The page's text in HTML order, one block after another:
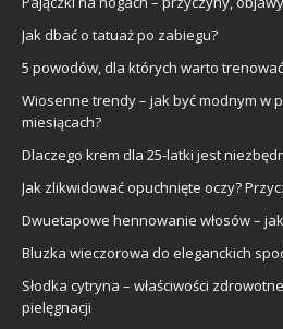
Jak dbać o tatuaż po zabiegu?
5 powodów, dla których warto
Wiosenne trendy – jak być modnym w
miesiącach?
Dlaczego krem dla 25-latki jest
Jak zlikwidować opuchnięte oczy?
Dwuetapowe hennowanie włosów –
Bluzka wieczorowa do eleganckich
Słodka cytryna – właściwości
pielęgnacji